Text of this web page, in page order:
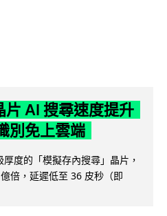
AI 搜尋速度提升
別免上雲端
度的「模擬存內搜尋」晶片，
倍，延遲低至 36 皮秒（即